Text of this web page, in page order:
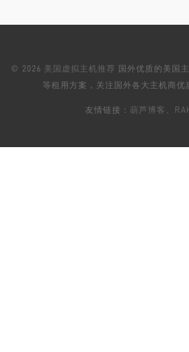
© 2026 美国虚拟主机推荐 国外优质的美国
等租用方案，关注国外各大主机商优
友情链接： 葫芦博客